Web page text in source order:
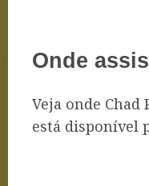
Onde
Veja onde Chad
está disponível